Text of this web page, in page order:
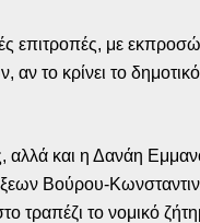
επιτροπές, με
το κρίνει το
αλλά και η Δανάη
Βούρου-
το νομικό